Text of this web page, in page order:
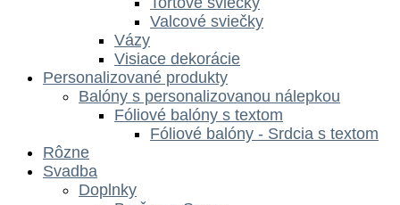
Valcové sviečky
Vázy
Visiace dekorácie
Personalizované produkty
Balóny s personalizovanou nálepkou
Fóliové balóny s textom
Fóliové balóny - Srdcia s textom
Rôzne
Svadba
Doplnky